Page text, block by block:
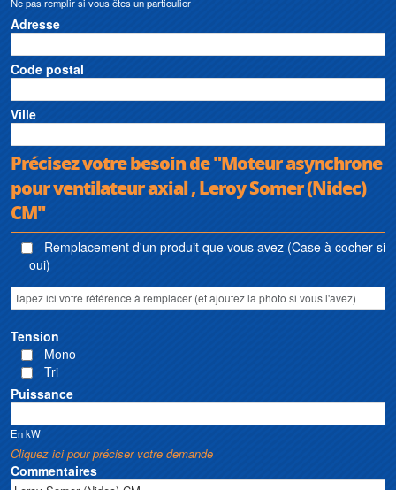
Adresse
Code postal
Ville
Précisez votre besoin de "Moteur asynchrone
pour ventilateur axial , Leroy Somer (Nidec)
CM"
Remplacement d'un produit que vous avez (Case à cocher si
oui)
Tension
Mono
Tri
Puissance
En kW
Cliquez ici pour préciser votre demande
Commentaires